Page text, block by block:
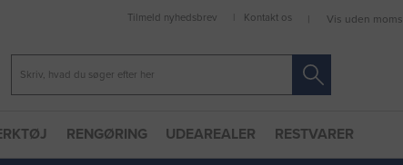
Tilmeld nyhedsbrev Kontakt os Vis uden moms
RENGØRING UDEAREALER RESTVARER